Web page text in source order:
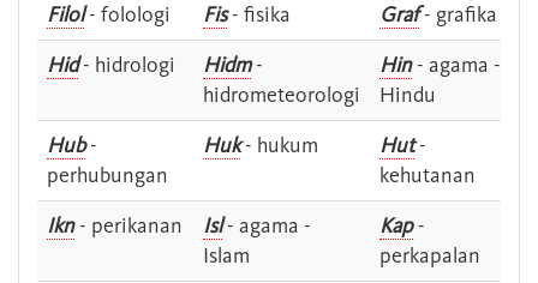
Filol- folologi Fis- fisika Graf- grafika
Hid- hidrologi Hidm-
hidrometeorologi
Hin- agama -
Hindu
Hub-
perhubungan
Huk- hukum Hut-
kehutanan
Ikn- perikanan Isl- agama -
Islam
Kap-
perkapalan